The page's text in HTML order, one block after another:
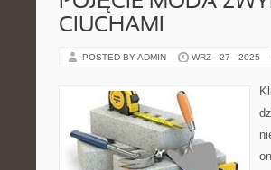
CIUCHAMI
POSTED BY ADMIN WRZ - 27 - 2025